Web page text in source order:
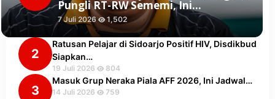
Pungli RT-RW Sememi, Ini…
7 Juli 2026 1,502
2
Ratusan Pelajar di Sidoarjo Positif HIV, Disdikbud
Siapkan…
19 Juli 2026 804
3
Masuk Grup Neraka Piala AFF 2026, Ini Jadwal…
14 Juli 2026 759